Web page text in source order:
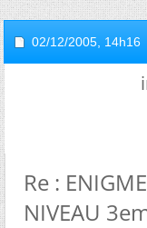
02/12/2005, 14h16
Re :
NIVEAU